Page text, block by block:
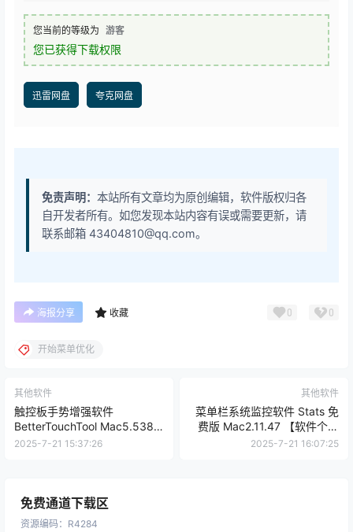
您当前的等级为 游客
您已获得下载权限
迅雷网盘 夸克网盘
免责声明： 本站所有文章均为原创编辑，软件版权归各
自开发者所有。如您发现本站内容有误或需要更新，请
联系邮箱 43404810@qq.com。
海报分享 收藏 0 0
开始菜单优化
其他软件
触控板手势增强软件
BetterTouchTool Mac5.538
【软件个锤子·R4282】
2025-7-21 15:37:26
其他软件
菜单栏系统监控软件 Stats 免
费版 Mac2.11.47 【软件个锤
子·R4287】
2025-7-21 16:07:25
免费通道下载区
资源编码： R4284